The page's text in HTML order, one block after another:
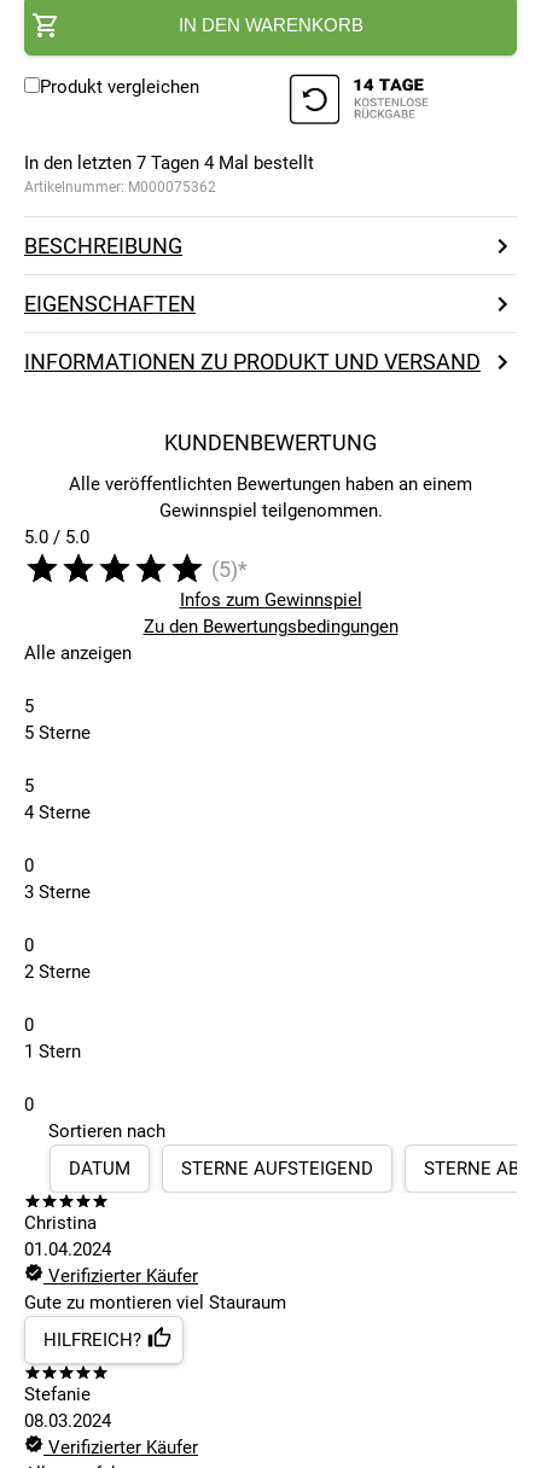
IN DEN WARENKORB
Produkt vergleichen
In den letzten 7 Tagen 4Mal bestellt
Artikelnummer: M000075362
BESCHREIBUNG
EIGENSCHAFTEN
INFORMATIONEN ZU PRODUKT UND VERSAND
KUNDENBEWERTUNG
Alle veröffentlichten Bewertungen haben an einem
Gewinnspiel teilgenommen.
5.0 / 5.0
(5)*
Infos zum Gewinnspiel
Zu den Bewertungsbedingungen
Alle anzeigen
5
5 Sterne
5
4 Sterne
0
3 Sterne
0
2 Sterne
0
1 Stern
0
Sortieren nach
DATUM
STERNE AUFSTEIGEND STERNE
Christina
01.04.2024
Verifizierter Käufer
Gute zu montieren viel Stauraum
HILFREICH?
Stefanie
08.03.2024
Verifizierter Käufer